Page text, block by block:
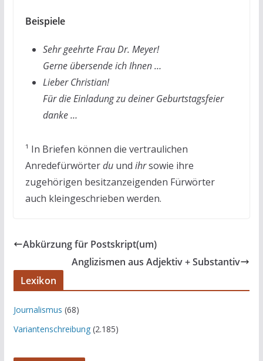
Beispiele
Sehr geehrte Frau Dr. Meyer!
Gerne übersende ich Ihnen …
Lieber Christian!
Für die Einladung zu deiner Geburtstagsfeier
danke …
¹ In Briefen können die vertraulichen
Anredefürwörterdu und ihrsowie ihre
zugehörigen besitzanzeigenden Fürwörter
auch kleingeschrieben werden.
Abkürzung für Postskript(um)
Anglizismen aus Adjektiv + Substantiv
Lexikon
Journalismus (68)
Variantenschreibung(2.185)